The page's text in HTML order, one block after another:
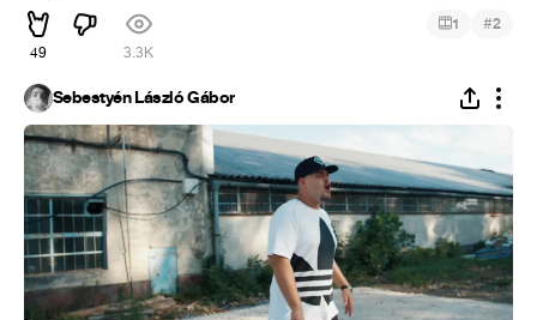
49 3.3K
1 #2
Sebestyén László Gábor